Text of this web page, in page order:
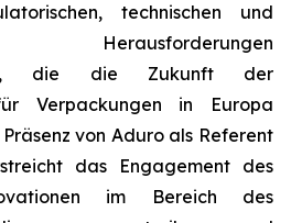
technischen und
Herausforderungen
die die Zukunft der
Verpackungen in Europa
von Aduro als Referent
das Engagement des
im Bereich des